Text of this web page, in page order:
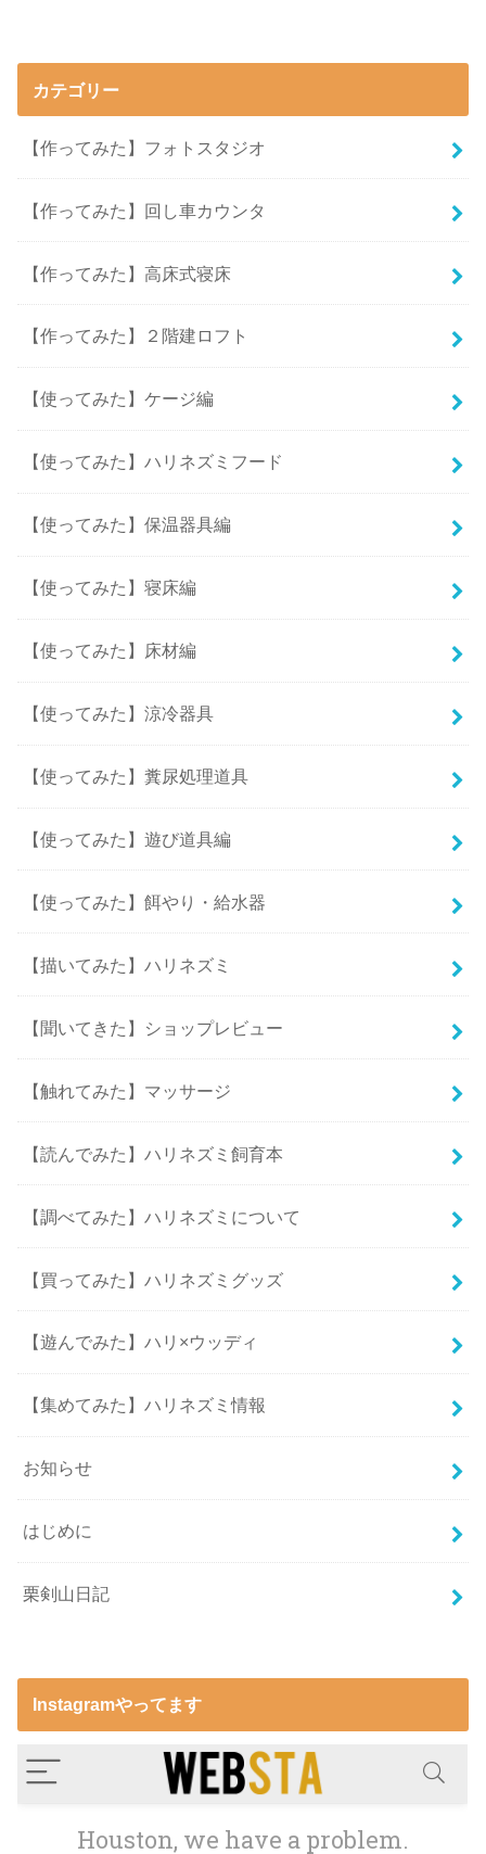
カテゴリー
【作ってみた】フォトスタジオ
【作ってみた】回し車カウンタ
【作ってみた】高床式寝床
【作ってみた】２階建ロフト
【使ってみた】ケージ編
【使ってみた】ハリネズミフード
【使ってみた】保温器具編
【使ってみた】寝床編
【使ってみた】床材編
【使ってみた】涼冷器具
【使ってみた】糞尿処理道具
【使ってみた】遊び道具編
【使ってみた】餌やり・給水器
【描いてみた】ハリネズミ
【聞いてきた】ショップレビュー
【触れてみた】マッサージ
【読んでみた】ハリネズミ飼育本
【調べてみた】ハリネズミについて
【買ってみた】ハリネズミグッズ
【遊んでみた】ハリ×ウッディ
【集めてみた】ハリネズミ情報
お知らせ
はじめに
栗剣山日記
Instagramやってます